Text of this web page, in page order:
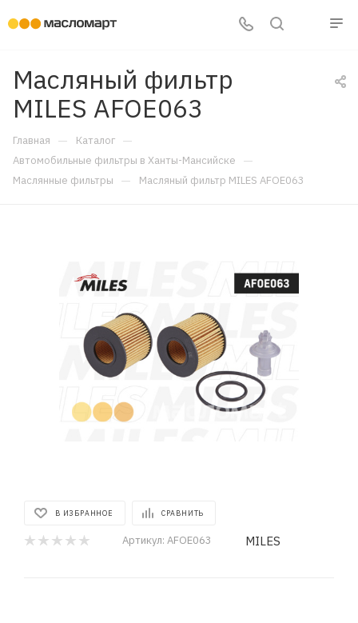
Масляный фильтр
MILES AFOE063
Главная — Каталог —
Автомобильные фильтры в Ханты-Мансийске —
Маслянные фильтры — Масляный фильтр MILES AFOE063
В ИЗБРАННОЕ СРАВНИТЬ
Артикул: AFOE063 MILES